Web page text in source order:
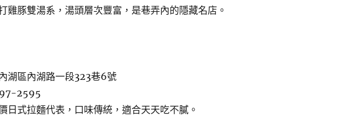
雞豚雙湯系，湯頭層次豐富，是巷弄內的隱藏名店。
湖區內湖路一段323巷6號
2595
日式拉麵代表，口味傳統，適合天天吃不膩。